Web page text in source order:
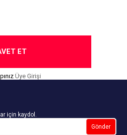
ET
Üye Girişi
için kaydol.
Gönder